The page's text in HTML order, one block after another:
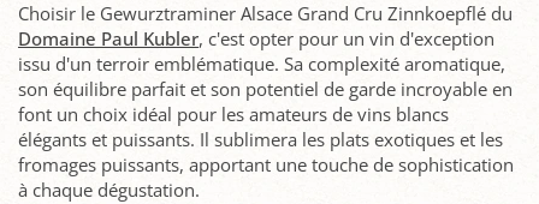
Choisir le Gewurztraminer Alsace Grand Cru Zinnkoepflé du
Domaine Paul Kubler, c'est opter pour un vin d'exception
issu d'un terroir emblématique. Sa complexité aromatique,
son équilibre parfait et son potentiel de garde incroyable en
font un choix idéal pour les amateurs de vins blancs
élégants et puissants. Il sublimera les plats exotiques et les
fromages puissants, apportant une touche de sophistication
à chaque dégustation.